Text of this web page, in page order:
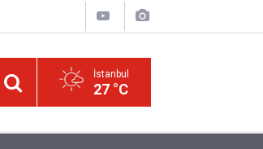
İstanbul
27 °C